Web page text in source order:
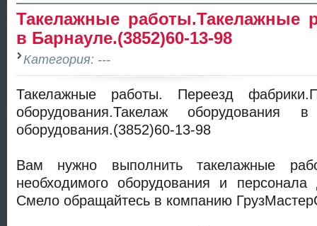
Такелажные работы.Такелажные
в Барнауле.(3852)60-13-98
Категория: ---
Такелажные работы. Переезд
оборудования.Такелаж оборудования
оборудования.(3852)60-13-98
Вам нужно выполнить такелажные
необходимого оборудования и
Смело обращайтесь в компанию